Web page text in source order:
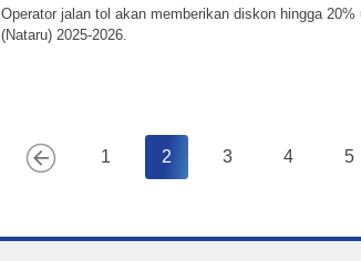
Operator jalan tol akan memberikan diskon hingga
(Nataru) 2025-2026.
1 2 3 4 5